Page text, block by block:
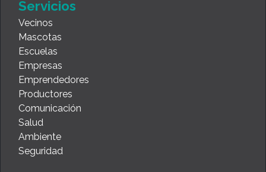
Servicios
Vecinos
Mascotas
Escuelas
Empresas
Emprendedores
Productores
Comunicación
Salud
Ambiente
Seguridad